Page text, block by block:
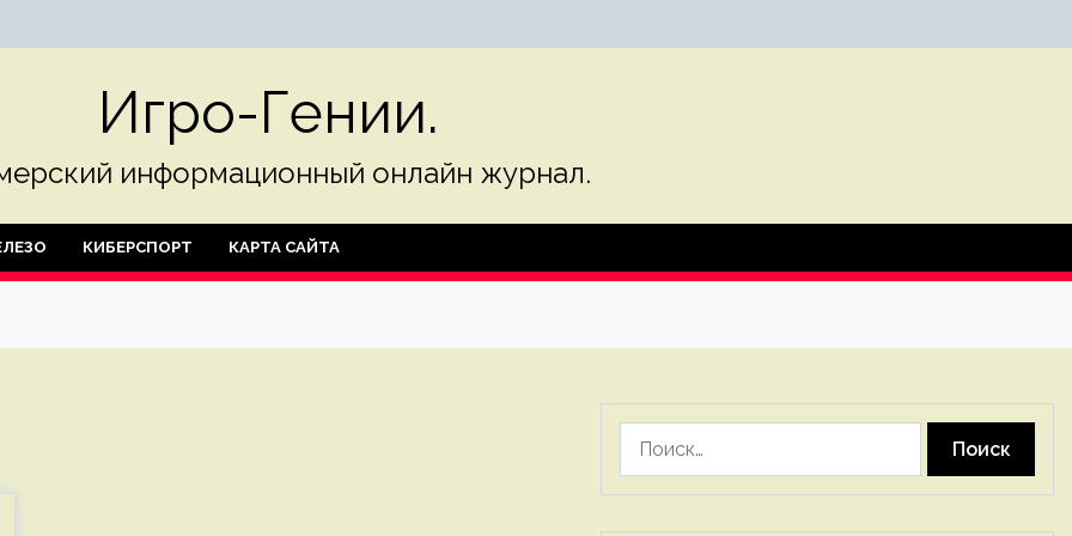
Игро-Гении.
информационный онлайн журнал.
КИБЕРСПОРТ КАРТА САЙТА